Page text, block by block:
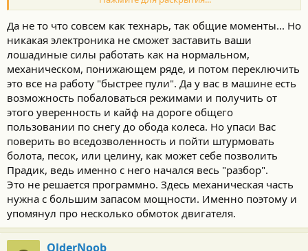
"снег", при котором у меня работают 2 эл.двигателя (то есть
полный привод), мощность и крутящий момент
ограничены,плавный старт и комфортный режим подвески...и
это прям очень комфортно ездить по зимней дороге...Для
бездорожья существуют другие алгоритмы,а если нет, при
необходимости инженеры с программируют нужную
прошивку или с корректируют имеющуюся и она по воздуху
прилетит к вам через интернет и установится без всяких
заездов к дилеру...Ну да,это уже больше какой то девайс на
колесах, а не классический авто...но таковы тенденции
развития автопрома.
Да не то что совсем как технарь, так общие моменты... Но
никакая электроника не сможет заставить ваши
лошадиные силы работать как на нормальном,
механическом, понижающем ряде, и потом переключить
это все на работу "быстрее пули". Да у вас в машине есть
возможность побаловаться режимами и получить от
этого уверенность и кайф на дороге общего
пользовании по снегу до обода колеса. Но упаси Вас
поверить во вседозволенность и пойти штурмовать
болота, песок, или целину, как может себе позволить
Прадик, ведь именно с него начался весь "разбор".
Это не решается программно. Здесь механическая часть
нужна с большим запасом мощности. Именно поэтому и
упомянул про несколько обмоток двигателя.
OlderNoob